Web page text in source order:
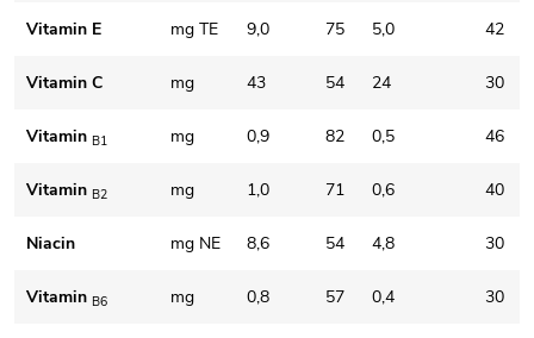
Vitamin E mg TE 9,0 75 5,0 42
Vitamin C mg 43 54 24 30
Vitamin B1 mg 0,9 82 0,5 46
Vitamin B2 mg 1,0 71 0,6 40
Niacin mg NE 8,6 54 4,8 30
Vitamin B6 mg 0,8 57 0,4 30